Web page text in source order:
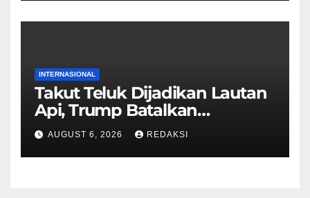
INTERNASIONAL
Takut Teluk Dijadikan Lautan
Api, Trump Batalkan
Serangan ke Iran
AUGUST 6, 2026 REDAKSI